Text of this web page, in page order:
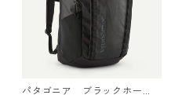
パタゴニア ブラックホー